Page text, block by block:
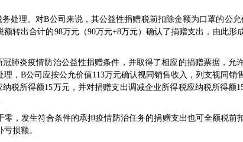
理。对B公司来说，其公益性捐赠税前扣除金额为口罩的公允
转出合计的98万元（90万元+8万元）确认了捐赠支出，由此形
炎疫情防治公益性捐赠条件，并取得了相应的捐赠票据，允
，B公司应按公允价值113万元确认视同销售收入，列支视同销
税所得额15万元，并对捐赠支出调减企业所得税应纳税所得额
发生符合条件的承担疫情防治任务的捐赠支出也可全额税前
损额。